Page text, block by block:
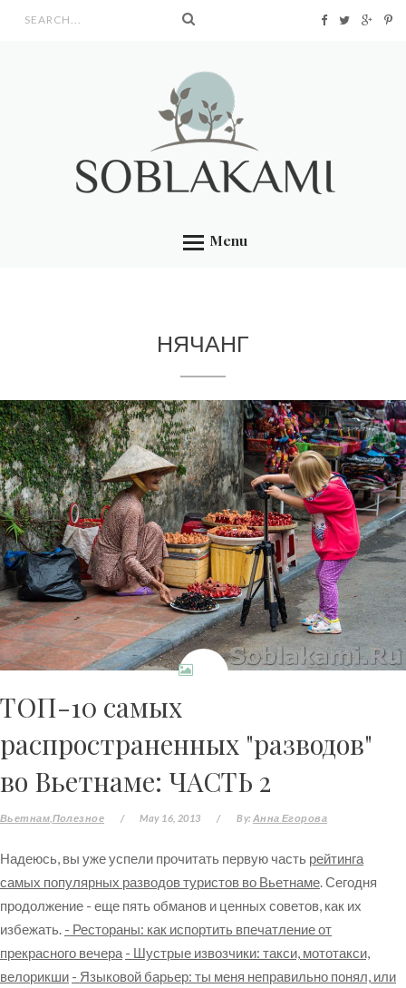
Menu
НЯЧАНГ
ТОП-10 самых
распространенных "разводов"
во Вьетнаме: ЧАСТЬ 2
Вьетнам Полезное / May 16, 2013 / By: Анна Егорова
Надеюсь, вы уже успели прочитать первую часть рейтинга
самых популярных разводов туристов во Вьетнаме. Сегодня
продолжение - еще пять обманов и ценных советов, как их
избежать. - Рестораны: как испортить впечатление от
прекрасного вечера - Шустрые извозчики: такси, мототакси,
велорикши - Языковой барьер: ты меня неправильно понял, или